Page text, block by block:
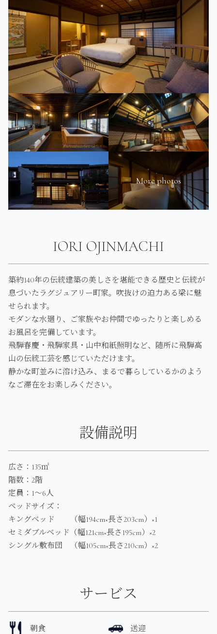
More photos
IORI OJINMACHI
築約140年の伝統建築の美しさを堪能できる歴史と伝統が
息づいたラグジュアリー町家。吹抜けの迫力ある梁に魅
せられます。
モダンな水廻り、ご家族やお仲間でゆったりと楽しめる
お風呂を完備しています。
飛騨春慶・飛騨家具・山中和紙照明など、随所に飛騨高
山の伝統工芸を感じていただけます。
静かな町並みに溶け込み、まるで暮らしているかのよう
なご滞在をお楽しみください。
設備説明
広さ：135㎡
階数：2階
定員：1～6人
ベッドサイズ：
キングベッド （幅194cm×長さ203cm）×1
セミダブルベッド（幅121cm×長さ195cm）×2
シングル敷布団 （幅105cm×長さ210cm）×2
サービス
朝食 送迎